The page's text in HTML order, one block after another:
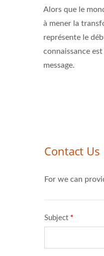
Alors que le
à mener la
représente le
connaissance
message.